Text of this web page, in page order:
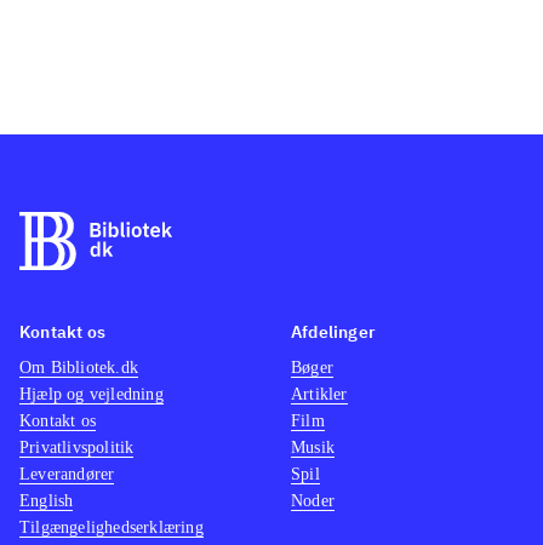
Kontakt os
Om Bibliotek.dk
Hjælp og vejledning
Kontakt os
Privatlivspolitik
Leverandører
English
Tilgængelighedserklæring
Afdelinger
Bøger
Artikler
Film
Musik
Spil
Noder